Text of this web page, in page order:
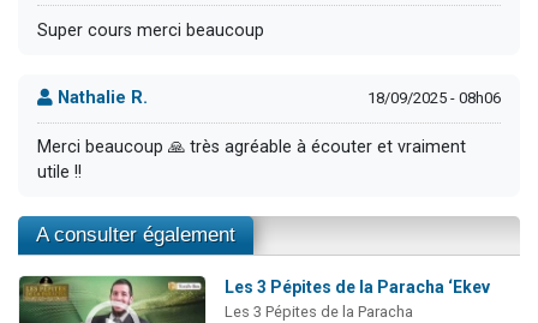
Super cours merci beaucoup
Nathalie R. 18/09/2025 - 08h06
Merci beaucoup 🙏 très agréable à écouter et vraiment
utile !!
A consulter également
Les 3 Pépites de la Paracha ‘Ekev
Les 3 Pépites de la Paracha